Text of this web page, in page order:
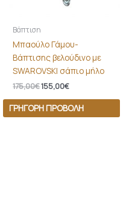
Βάπτιση
Μπαούλο Γάμου-
Βάπτισης βελούδινο με
SWAROVSKI σάπιο μήλο
175,00€155,00€
ΓΡΉΓΟΡΗ ΠΡΟΒΟΛΉ